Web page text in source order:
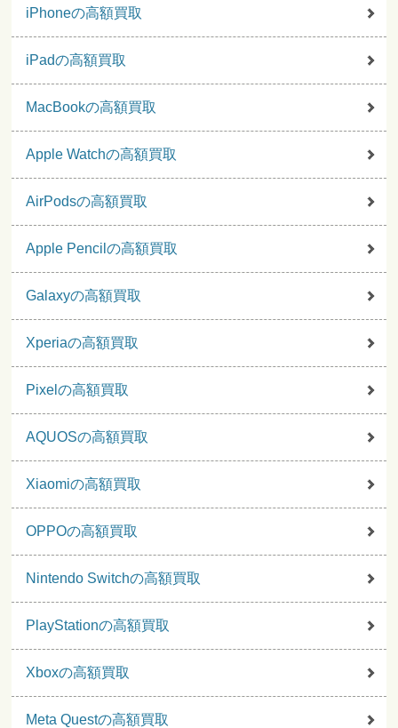
iPhoneの高額買取
iPadの高額買取
MacBookの高額買取
Apple Watchの高額買取
AirPodsの高額買取
Apple Pencilの高額買取
Galaxyの高額買取
Xperiaの高額買取
Pixelの高額買取
AQUOSの高額買取
Xiaomiの高額買取
OPPOの高額買取
Nintendo Switchの高額買取
PlayStationの高額買取
Xboxの高額買取
Meta Questの高額買取